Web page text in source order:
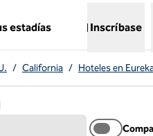
estadías
una nueva pestaña
Inscríbase
/ California / Hoteles en